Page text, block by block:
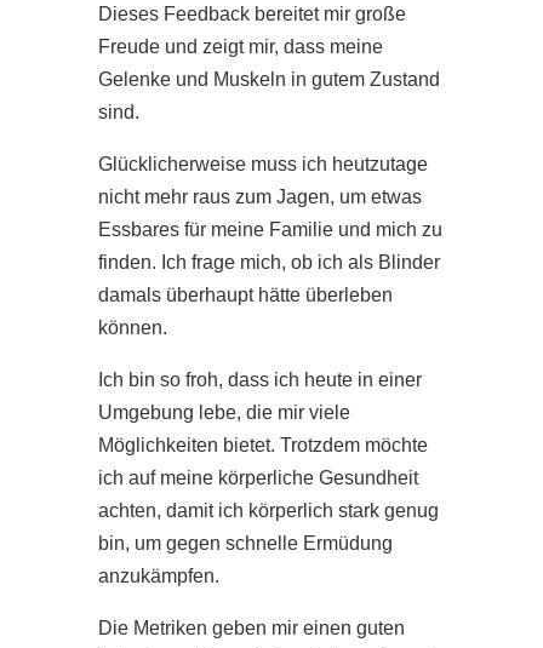
Dieses Feedback bereitet mir große
Freude und zeigt mir, dass meine
Gelenke und Muskeln in gutem Zustand
sind.
Glücklicherweise muss ich heutzutage
nicht mehr raus zum Jagen, um etwas
Essbares für meine Familie und mich zu
finden. Ich frage mich, ob ich als Blinder
damals überhaupt hätte überleben
können.
Ich bin so froh, dass ich heute in einer
Umgebung lebe, die mir viele
Möglichkeiten bietet. Trotzdem möchte
ich auf meine körperliche Gesundheit
achten, damit ich körperlich stark genug
bin, um gegen schnelle Ermüdung
anzukämpfen.
Die Metriken geben mir einen guten